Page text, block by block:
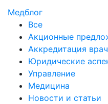
Медблог
Все
Акционные
Аккредитация
Юридические
Управление
Медицина
Новости и статьи